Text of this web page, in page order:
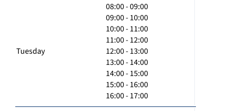
Tuesday
08:00 - 09:00
09:00 - 10:00
10:00 - 11:00
11:00 - 12:00
12:00 - 13:00
13:00 - 14:00
14:00 - 15:00
15:00 - 16:00
16:00 - 17:00